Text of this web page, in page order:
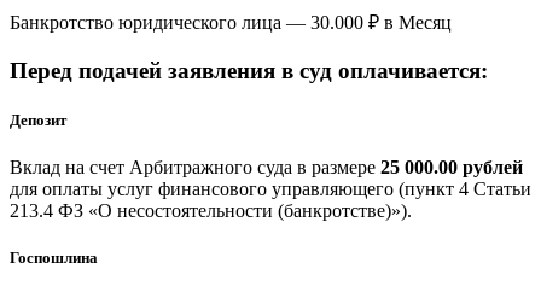
Банкротство юридического лица — 30.000 ₽ в Месяц
Перед подачей заявления в суд оплачивается:
Депозит
Вклад на счет Арбитражного суда в размере 25 000.00 рублей
для оплаты услуг финансового управляющего (пункт 4 Статьи
213.4 ФЗ «О несостоятельности (банкротстве)»).
Госпошлина